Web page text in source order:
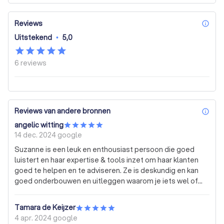
Reviews
Uitstekend • 5,0
6 reviews
Reviews van andere bronnen
angelic witting
14 dec. 2024 google
Suzanne is een leuk en enthousiast persoon die goed
luistert en haar expertise & tools inzet om haar klanten
goed te helpen en te adviseren. Ze is deskundig en kan
goed onderbouwen en uitleggen waarom je iets wel of
en ik zou haar zeker aanbevelen.
Tamara de Keijzer
4 apr. 2024 google